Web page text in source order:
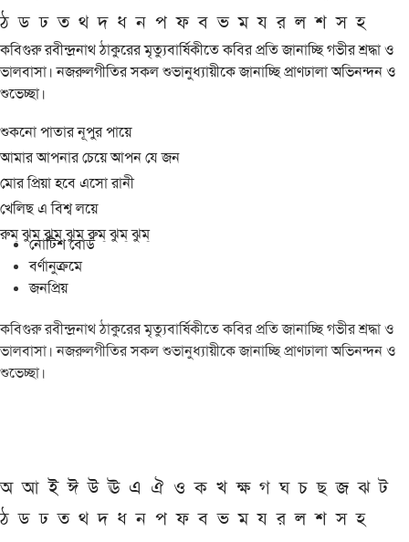
ঠ ড ঢ ত থ দ ধ ন প ফ ব ভ ম য র ল শ স হ
কবিগুরু রবীন্দ্রনাথ ঠাকুরের মৃত্যুবার্ষিকীতে কবির প্রতি জানাচ্ছি গভীর শ্রদ্ধা ও
ভালবাসা। নজরুলগীতির সকল শুভানুধ্যায়ীকে জানাচ্ছি প্রাণঢালা অভিনন্দন ও
শুভেচ্ছা।
শুকনো পাতার নূপুর পায়ে
আমার আপনার চেয়ে আপন যে জন
মোর প্রিয়া হবে এসো রানী
খেলিছ এ বিশ্ব লয়ে
রুম্ ঝুম্ ঝুম্ ঝুম্ রুম্ ঝুম্ ঝুম্
নোটিশ বোর্ড
বর্ণানুক্রমে
জনপ্রিয়
কবিগুরু রবীন্দ্রনাথ ঠাকুরের মৃত্যুবার্ষিকীতে কবির প্রতি জানাচ্ছি গভীর শ্রদ্ধা ও
ভালবাসা। নজরুলগীতির সকল শুভানুধ্যায়ীকে জানাচ্ছি প্রাণঢালা অভিনন্দন ও
শুভেচ্ছা।
অ আ ই ঈ উ ঊ এ ঐ ও ক খ ক্ষ গ ঘ চ ছ জ ঝ ট
ঠ ড ঢ ত থ দ ধ ন প ফ ব ভ ম য র ল শ স হ